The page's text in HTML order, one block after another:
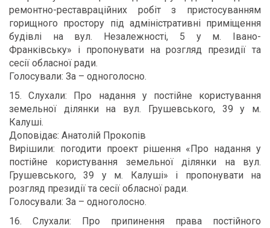
ремонтно-реставраційних робіт з пристосуванням
горищного простору під адміністративні приміщення
будівлі на вул. Незалежності, 5 у м. Івано-
Франківську» і пропонувати на розгляд президії та
сесії обласної ради.
Голосували: За – одноголосно.
15. Слухали: Про надання у постійне користування
земельної ділянки на вул. Грушевського, 39 у м.
Калуші.
Доповідає: Анатолій Прокопів
Вирішили: погодити проект рішення «Про надання у
постійне користування земельної ділянки на вул.
Грушевського, 39 у м. Калуші» і пропонувати на
розгляд президії та сесії обласної ради.
Голосували: За – одноголосно.
16. Слухали: Про припинення права постійного